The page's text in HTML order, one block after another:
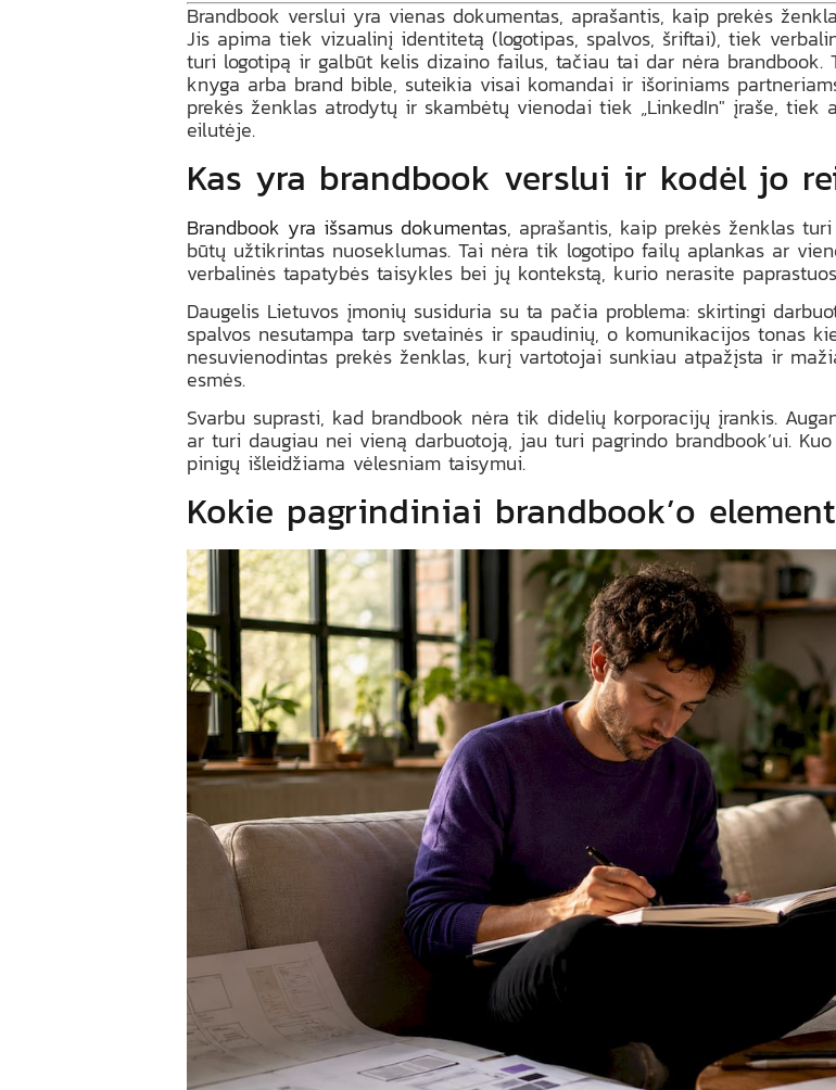
Brandbook verslui yra vienas dokumentas, aprašantis, kaip prekės
Jis apima tiek vizualinį identitetą (logotipas, spalvos, šriftai), tiek
turi logotipą ir galbūt kelis dizaino failus, tačiau tai dar nėra brandbook.
knyga arba brand bible, suteikia visai komandai ir išoriniams
prekės ženklas atrodytų ir skambėtų vienodai tiek „LinkedIn" įraše,
eilutėje.
Kas yra brandbook verslui ir kodėl jo
Brandbook yra išsamus dokumentas, aprašantis, kaip prekės ženklas
būtų užtikrintas nuoseklumas. Tai nėra tik logotipo failų aplankas ar
verbalinės tapatybės taisykles bei jų kontekstą, kurio nerasite
Daugelis Lietuvos įmonių susiduria su ta pačia problema: skirtingi
spalvos nesutampa tarp svetainės ir spaudinių, o komunikacijos tonas
nesuvienodintas prekės ženklas, kurį vartotojai sunkiau atpažįsta ir
esmės.
Svarbu suprasti, kad brandbook nėra tik didelių korporacijų įrankis.
ar turi daugiau nei vieną darbuotoją, jau turi pagrindo brandbook’ui.
pinigų išleidžiama vėlesniam taisymui.
Kokie pagrindiniai brandbook’o